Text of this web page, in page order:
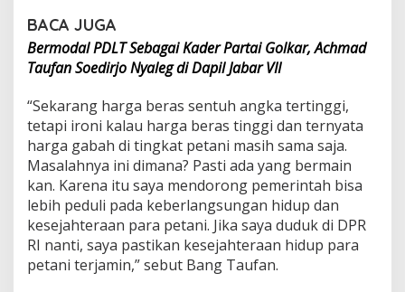
BACA JUGA
Bermodal PDLT Sebagai Kader Partai Golkar, Achmad
Taufan Soedirjo Nyaleg di Dapil Jabar VII
“Sekarang harga beras sentuh angka tertinggi,
tetapi ironi kalau harga beras tinggi dan ternyata
harga gabah di tingkat petani masih sama saja.
Masalahnya ini dimana? Pasti ada yang bermain
kan. Karena itu saya mendorong pemerintah bisa
lebih peduli pada keberlangsungan hidup dan
kesejahteraan para petani. Jika saya duduk di DPR
RI nanti, saya pastikan kesejahteraan hidup para
petani terjamin,” sebut Bang Taufan.